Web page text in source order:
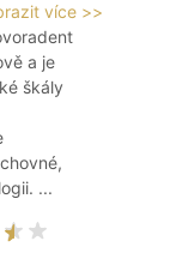
více >>
a je
škály
...